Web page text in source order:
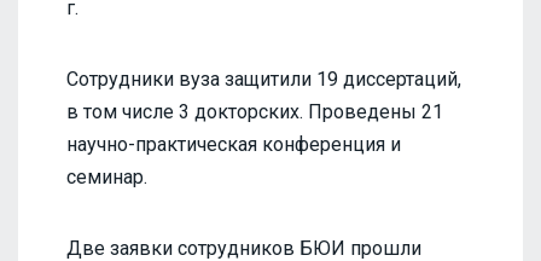
г.
Сотрудники вуза защитили 19 диссертаций,
в том числе 3 докторских. Проведены 21
научно-практическая конференция и
семинар.
Две заявки сотрудников БЮИ прошли